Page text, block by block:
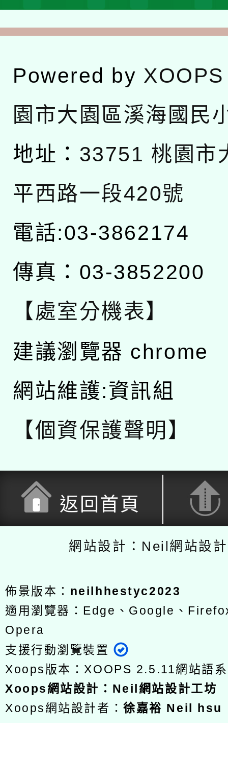
Powered by XOOPS
園市大園區溪海國民
地址： 33751 桃園市
平西路一段420號
電話:03-3862174
傳真：03-3852200
【處室分機表】
建議瀏覽器 chrome
網站維護:資訊組
【個資保護聲明】
返回首頁
網站設計：Neil網站設
佈景版本： neilhhestyc2023
適用瀏覽器：Edge、Google、
Opera
支援行動瀏覽裝置
Xoops版本： XOOPS 2.5.11網站語
Xoops網站設計 ： Neil網站設計工坊
Xoops網站設計者：徐嘉裕 Neil hsu